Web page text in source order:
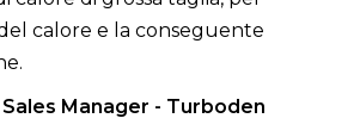
calore e la conseguente
Manager - Turboden